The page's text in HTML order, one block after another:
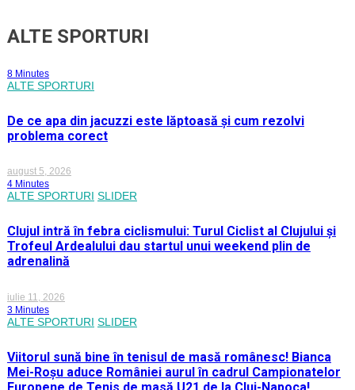
ALTE SPORTURI
8 Minutes
ALTE SPORTURI
De ce apa din jacuzzi este lăptoasă și cum rezolvi
problema corect
august 5, 2026
4 Minutes
ALTE SPORTURI SLIDER
Clujul intră în febra ciclismului: Turul Ciclist al Clujului și
Trofeul Ardealului dau startul unui weekend plin de
adrenalină
iulie 11, 2026
3 Minutes
ALTE SPORTURI SLIDER
Viitorul sună bine în tenisul de masă românesc! Bianca
Mei-Roșu aduce României aurul în cadrul Campionatelor
Europene de Tenis de masă U21 de la Cluj-Napoca!